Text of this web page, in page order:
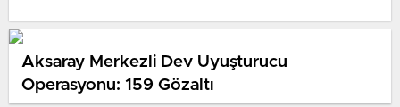
Aksaray Merkezli Dev Uyuşturucu
Operasyonu: 159 Gözaltı